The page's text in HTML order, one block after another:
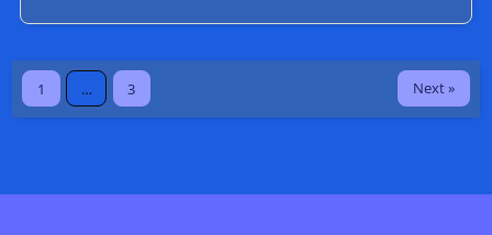
1 … 3 Next »